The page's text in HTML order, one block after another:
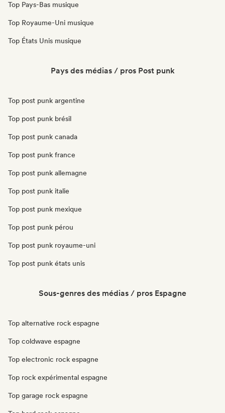
Top Pays-Bas musique
Top Royaume-Uni musique
Top États Unis musique
Pays des médias / pros Post punk
Top post punk argentine
Top post punk brésil
Top post punk canada
Top post punk france
Top post punk allemagne
Top post punk italie
Top post punk mexique
Top post punk pérou
Top post punk royaume-uni
Top post punk états unis
Sous-genres des médias / pros Espagne
Top alternative rock espagne
Top coldwave espagne
Top electronic rock espagne
Top rock expérimental espagne
Top garage rock espagne